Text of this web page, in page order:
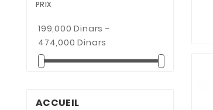
Gris/Noir
Blanc/Orange
(1)
Noir/Blanc
PRIX
199,000 Dinars -
474,000 Dinars
ACCUEIL